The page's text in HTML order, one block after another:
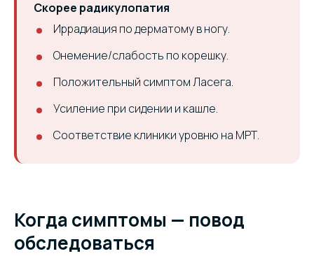
Скорее радикулопатия
Иррадиация по дерматому в ногу.
Онемение/слабость по корешку.
Положительный симптом Ласега.
Усиление при сидении и кашле.
Соответствие клиники уровню на МРТ.
Когда симптомы — повод
обследоваться